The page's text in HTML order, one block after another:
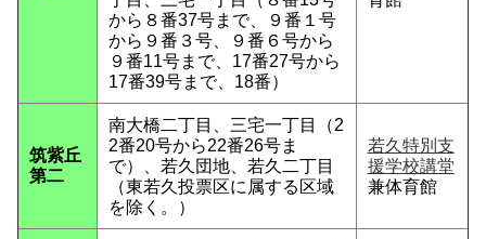
から８番37号まで、９番１号
から９番３号、９番６号から
９番11号まで、17番27号から
17番39号まで、18番）
筑紫丘
第二
南大橋二丁目、三宅一丁目（2
2番20号から22番26号ま
で）、若久団地、若久二丁目
（東若久投票区に属する区域
を除く。）
若久特別支
援学校講堂
兼体育館